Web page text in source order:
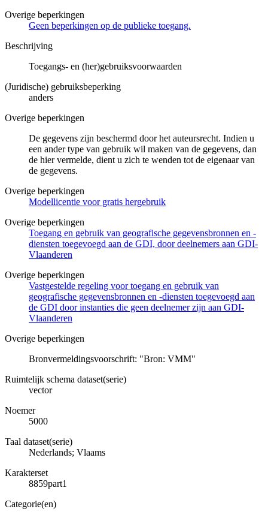
Overige beperkingen
Geen beperkingen op de publieke toegang.
Beschrijving
Toegangs- en (her)gebruiksvoorwaarden
(Juridische) gebruiksbeperking
anders
Overige beperkingen
De gegevens zijn beschermd door het auteursrecht. Indien u
een ander type van gebruik wil maken van de gegevens, dan
de hier vermelde, dient u zich te wenden tot de eigenaar van
de gegevens.
Overige beperkingen
Modellicentie voor gratis hergebruik
Overige beperkingen
Toegang en gebruik van geografische gegevensbronnen en -
diensten toegevoegd aan de GDI, door deelnemers aan GDI-
Vlaanderen
Overige beperkingen
Vastgestelde regeling voor toegang en gebruik van
geografische gegevensbronnen en -diensten toegevoegd aan
de GDI door instanties die geen deelnemer zijn aan GDI-
Vlaanderen
Overige beperkingen
Bronvermeldingsvoorschrift: "Bron: VMM"
Ruimtelijk schema dataset(serie)
vector
Noemer
5000
Taal dataset(serie)
Nederlands; Vlaams
Karakterset
8859part1
Categorie(en)